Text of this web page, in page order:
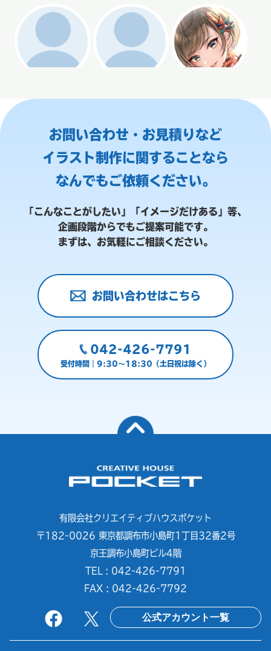
お問い合わせ・お見積りなど
イラスト制作に関することなら
なんでもご依頼ください。
「こんなことがしたい」「イメージだけある」等、
企画段階からでもご提案可能です。
まずは、お気軽にご相談ください。
お問い合わせはこちら
042-426-7791
受付時間｜9:30～18:30（土日祝は除く）
有限会社クリエイティブハウスポケット
〒182-0026 東京都調布市小島町1丁目32番2号
京王調布小島町ビル4階
TEL : 042-426-7791
FAX : 042-426-7792
公式アカウント一覧